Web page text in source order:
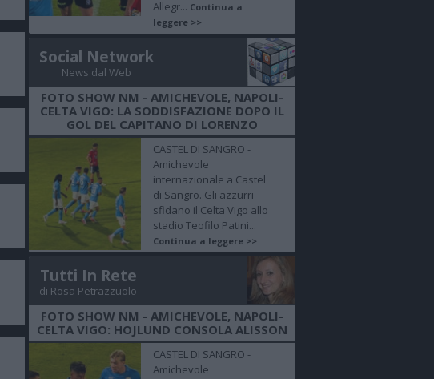
Allegr... Continua a
leggere >>
Social Network
News dal Web
FOTO SHOW NM - AMICHEVOLE, NAPOLI-
CELTA VIGO: LA SODDISFAZIONE DOPO IL
GOL DEL CAPITANO DI LORENZO
CASTEL DI SANGRO -
Amichevole
internazionale a Castel
di Sangro. Gli azzurri
sfidano il Celta Vigo allo
stadio Teofilo Patini...
Continua a leggere >>
Tutti In Rete
di Rosa Petrazzuolo
FOTO SHOW NM - AMICHEVOLE, NAPOLI-
CELTA VIGO: HOJLUND CONSOLA ALISSON
CASTEL DI SANGRO -
Amichevole